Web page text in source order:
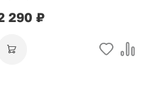
290 ₽